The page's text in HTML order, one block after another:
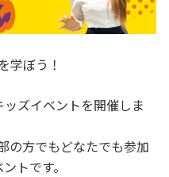
学ぼう！
ズイベントを開催しま
の方でもどなたでも参加
トです。